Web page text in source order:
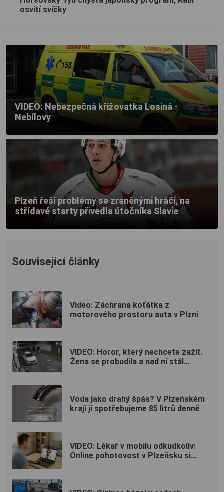
osvítí svíčky
VIDEO: Nebezpečná křižovatka Losiná -
Nebílovy
Plzeň řeší problémy se zraněnými hráči, na
střídavé starty přivedla útočníka Slavie
Související články
Video: Záchrana koťátka z
motorového prostoru auta v Plzni
VIDEO: Horor, který nechcete zažít.
Žena se probudila a nad ní stál...
Voda jako drahý špás? V Plzeňském
kraji jí spotřebujeme 85 litrů denně
VIDEO: Lékař v mobilu odkudkoliv:
Online pohotovost v Plzeňsku si...